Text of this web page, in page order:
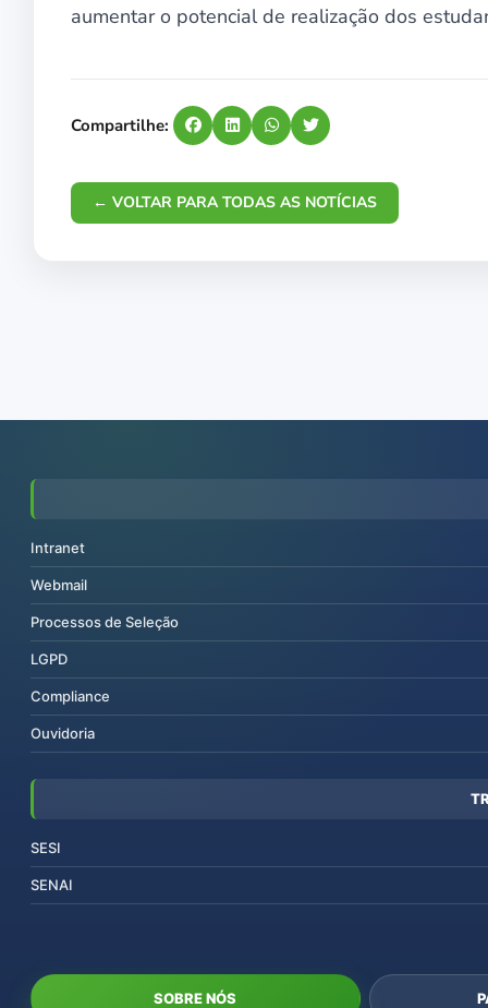
aumentar o potencial de realização dos
Compartilhe:
← VOLTAR PARA TODAS AS NOTÍCIAS
Intranet
Webmail
Processos de Seleção
LGPD
Compliance
Ouvidoria
SESI
SENAI
SOBRE NÓS